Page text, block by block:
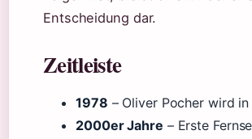
Entscheidung dar.
Zeitleiste
1978 – Oliver Pocher wird
2000er Jahre – Erste